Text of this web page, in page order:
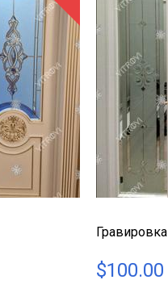
Гравировка
$100.00